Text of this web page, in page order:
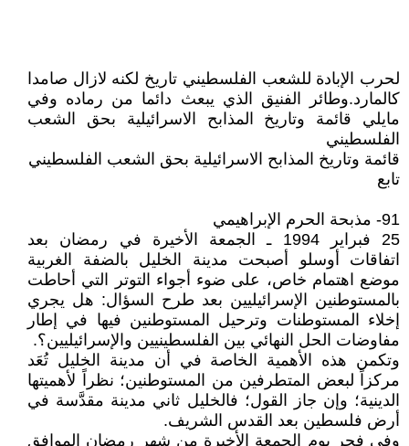
لحرب الإبادة للشعب الفلسطيني تاريخ لكنه لازال صامدا
كالمارد.وطائر الفنيق الذي يبعث دائما من رماده وفي
مايلي قائمة وتاريخ المذابح الاسرائيلية بحق الشعب
الفلسطيني
قائمة وتاريخ المذابح الاسرائيلية بحق الشعب الفلسطيني
تابع
91- مذبحة الحرم الإبراهيمي
25 فبراير 1994 ـ الجمعة الأخيرة في رمضان بعد
اتفاقات أوسلو أصبحت مدينة الخليل بالضفة الغربية
موضع اهتمام خاص، على ضوء أجواء التوتر التي أحاطت
بالمستوطنين الإسرائيليين بعد طرح السؤال: هل يجري
إخلاء المستوطنات وترحيل المستوطنين فيها في إطار
مفاوضات الحل النهائي بين الفلسطينيين والإسرائيليين؟.
وتكمن هذه الأهمية الخاصة في أن مدينة الخليل تُعَد
مركزاً لبعض المتطرفين من المستوطنين؛ نظراً لأهميتها
الدينية؛ وإن جاز القول؛ فالخليل ثاني مدينة مقدَّسة في
أرض فلسطين بعد القدس الشريف.
وفي فجر يوم الجمعة الأخيرة من شهر رمضان الموافق